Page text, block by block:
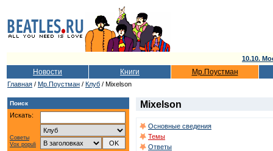
10.10.
Новости Книги Мр.Поустман
Главная / Мр.Поустман / Клуб / Mixelson
Поиск
Искать:
Советы
Vox populi
Mixelson
Основные сведения
Темы
Ответы